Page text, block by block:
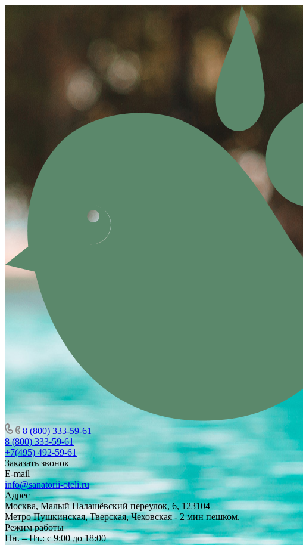
8 (800) 333-59-61
8 (800) 333-59-61
+7(495) 492-59-61
Заказать звонок
E-mail
info@sanatorii-oteli.ru
Адрес
Москва, Малый Палашёвский переулок, 6, 123104
Метро Пушкинская, Тверская, Чеховская - 2 мин пешком.
Режим работы
Пн. – Пт.: с 9:00 до 18:00